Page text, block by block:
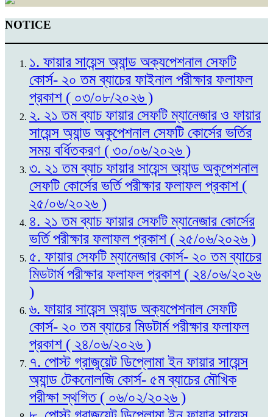
NOTICE
১. ফায়ার সায়েন্স অ্যান্ড অক্যপেশনাল সেফটি
কোর্স- ২০ তম ব্যাচের ফাইনাল পরীক্ষার ফলাফল
প্রকাশ ( ০৩/০৮/২০২৬ )
২. ২১ তম ব্যাচ ফায়ার সেফটি ম্যানেজার ও ফায়ার
সায়েন্স অ্যান্ড অকুপেশনাল সেফটি কোর্সের ভর্তির
সময় বর্ধিতকরণ ( ৩০/০৬/২০২৬ )
৩. ২১ তম ব্যাচ ফায়ার সায়েন্স অ্যান্ড অকুপেশনাল
সেফটি কোর্সের ভর্তি পরীক্ষার ফলাফল প্রকাশ (
২৫/০৬/২০২৬ )
৪. ২১ তম ব্যাচ ফায়ার সেফটি ম্যানেজার কোর্সের
ভর্তি পরীক্ষার ফলাফল প্রকাশ ( ২৫/০৬/২০২৬ )
৫. ফায়ার সেফটি ম্যানেজার কোর্স- ২০ তম ব্যাচের
মিডটার্ম পরীক্ষার ফলাফল প্রকাশ ( ২৪/০৬/২০২৬
)
৬. ফায়ার সায়েন্স অ্যান্ড অক্যপেশনাল সেফটি
কোর্স- ২০ তম ব্যাচের মিডটার্ম পরীক্ষার ফলাফল
প্রকাশ ( ২৪/০৬/২০২৬ )
৭. পোস্ট গ্রাজুয়েট ডিপ্লোমা ইন ফায়ার সায়েন্স
অ্যান্ড টেকনোলজি কোর্স- ৫ম ব্যাচের মৌখিক
পরীক্ষা স্থগিত ( ০৬/০২/২০২৬ )